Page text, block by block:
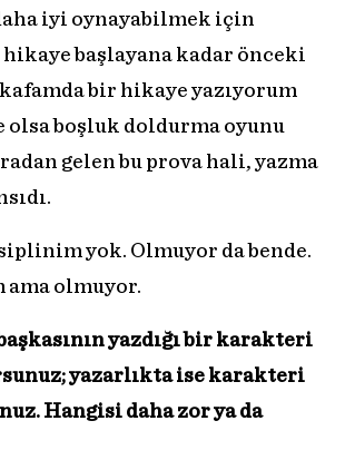
iyi oynayabilmek için
başlayana kadar önceki
bir hikaye yazıyorum
olsa boşluk doldurma oyunu
gelen bu prova hali, yazma
yok. Olmuyor da bende.
olmuyor.
yazdığı bir karakteri
yazarlıkta ise karakteri
Hangisi daha zor ya da